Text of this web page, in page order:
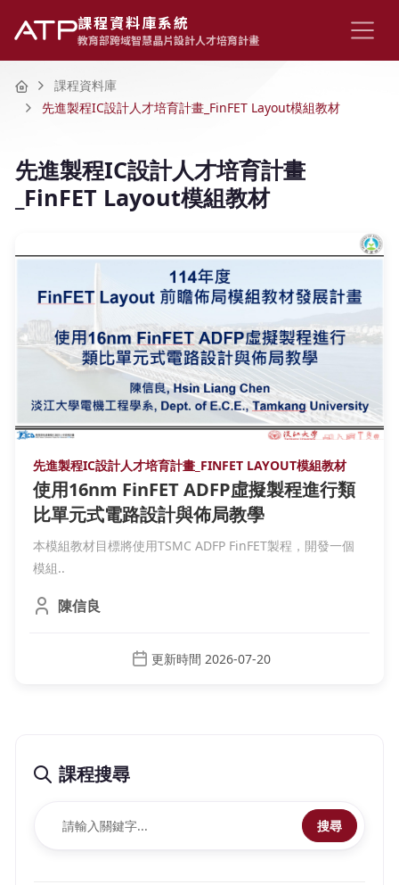
課程資料庫系統
教育部跨域智慧晶片設計人才培育計畫
Home課程資料庫
先進製程IC設計人才培育計畫_FinFET Layout模組教材
先進製程IC設計人才培育計畫
_FinFET Layout模組教材
先進製程IC設計人才培育計畫_FINFET LAYOUT模組教材
使用16nm FinFET ADFP虛擬製程進行類
比單元式電路設計與佈局教學
本模組教材目標將使用TSMC ADFP FinFET製程，開發一個
模組..
陳信良
更新時間 2026-07-20
課程搜尋
搜尋